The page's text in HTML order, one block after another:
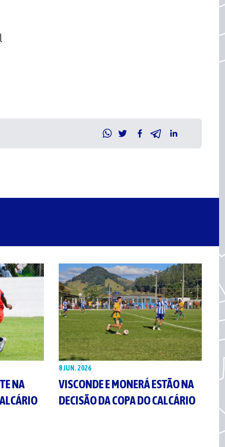
NA
8 JUN. 2026
VISCONDE E MONERÁ ESTÃO NA
DECISÃO DA COPA DO CALCÁRIO